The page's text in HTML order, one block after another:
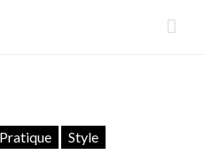
Pratique Style